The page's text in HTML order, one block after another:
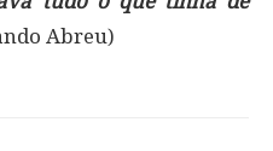
Abreu)